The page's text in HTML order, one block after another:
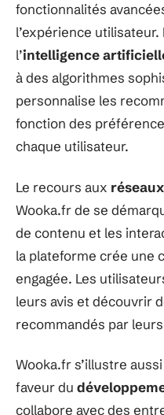
fonctionnalités
l’expérience utilisateur.
l’intelligence
à des algorithmes
personnalise les
fonction des
chaque utilisateur.
Le recours aux
Wooka.fr de se
de contenu et les
la plateforme crée une
engagée. Les
leurs avis et découvrir
recommandés par
Wooka.fr s’illustre
faveur du
collabore avec des